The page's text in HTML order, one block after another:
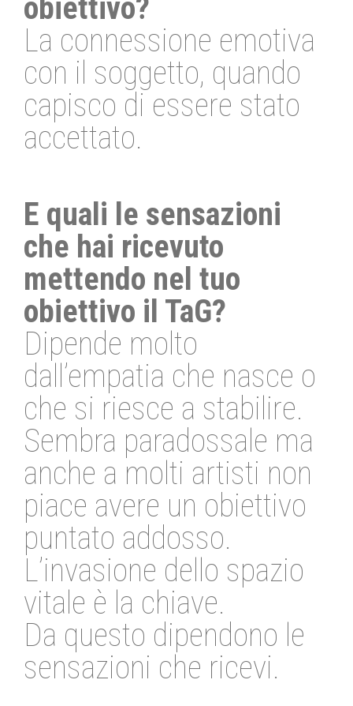
obiettivo?
La connessione emotiva
con il soggetto, quando
capisco di essere stato
accettato.
E quali le sensazioni
che hai ricevuto
mettendo nel tuo
obiettivo il TaG?
Dipende molto
dall’empatia che nasce o
che si riesce a stabilire.
Sembra paradossale ma
anche a molti artisti non
piace avere un obiettivo
puntato addosso.
L’invasione dello spazio
vitale è la chiave.
Da questo dipendono le
sensazioni che ricevi.